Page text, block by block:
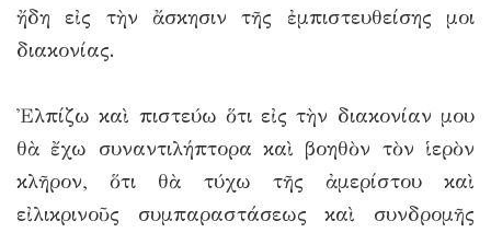
ἤδη εἰς τὴν ἄσκησιν τῆς ἐμπιστευθείσης μοι
διακονίας.
Ἐλπίζω καὶ πιστεύω ὅτι εἰς τὴν διακονίαν μου
θὰ ἔχω συναντιλήπτορα καὶ βοηθὸν τὸν ἱερὸν
κλῆρον, ὅτι θὰ τύχω τῆς ἀμερίστου καὶ
εἰλικρινοῦς συμπαραστάσεως καὶ συνδρομῆς